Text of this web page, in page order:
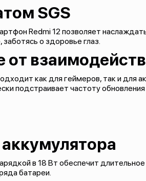
SGS
Redmi 12 позволяет
о здоровье глаз.
от
как для геймеров, так и для
подстраивает частоту
в 18 Вт обеспечит длительное
батареи.